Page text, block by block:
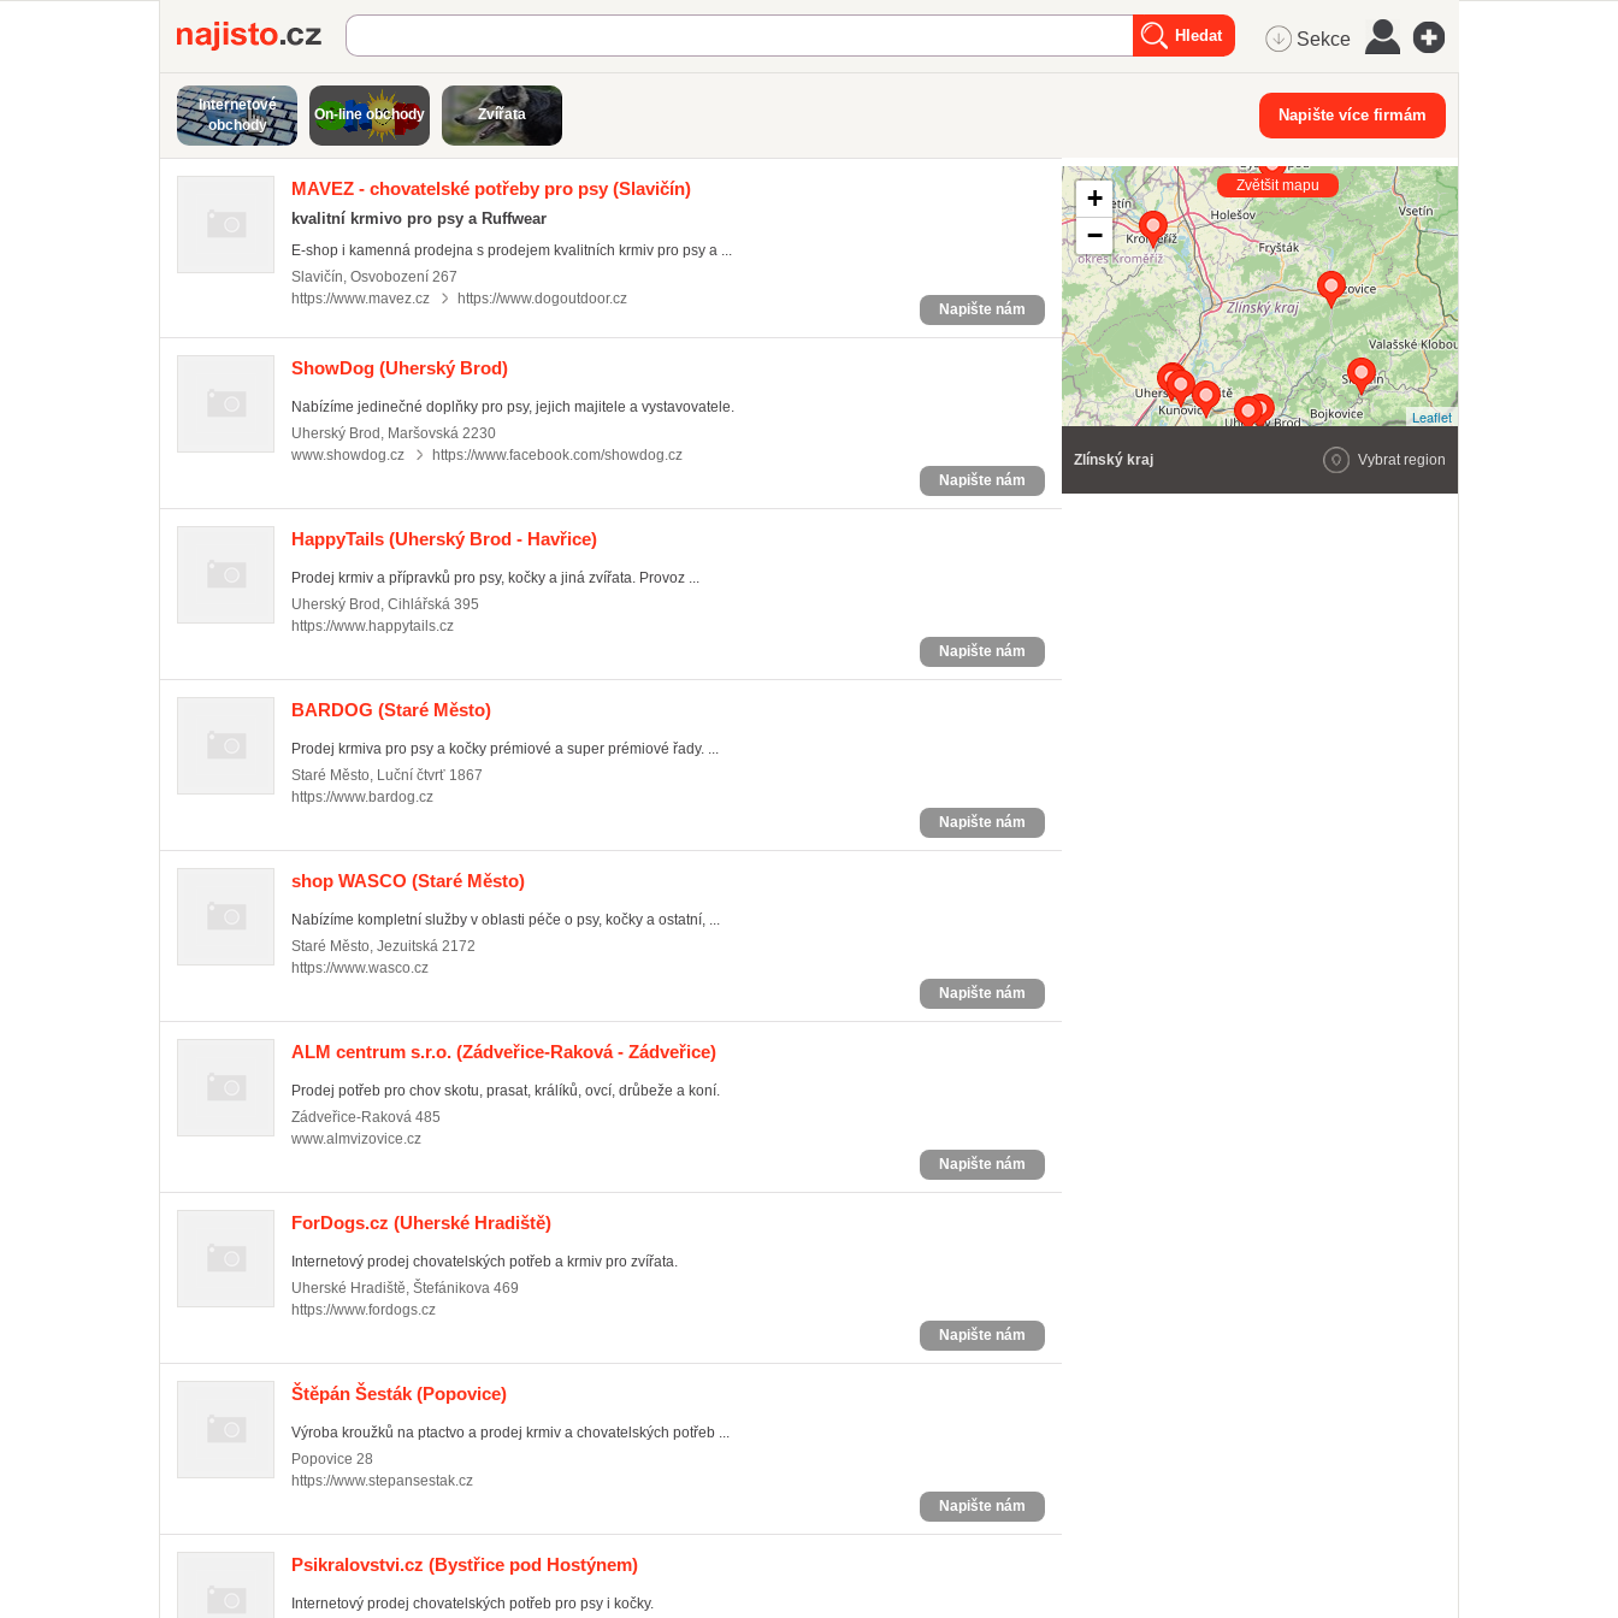
Najisto.cz Sekce
Internetové
obchody
On-line obchody Zvířata Napište více firmám
MAVEZ - chovatelské potřeby pro psy (Slavičín)
kvalitní krmivo pro psy a Ruffwear
E-shop i kamenná prodejna s prodejem kvalitních krmiv pro psy a ...
Slavičín, Osvobození 267
https://www.mavez.cz
https://www.dogoutdoor.cz
Napište nám
ShowDog (Uherský Brod)
Nabízíme jedinečné doplňky pro psy, jejich majitele a vystavovatele.
Uherský Brod , Maršovská 2230
www.showdog.cz
https://www.facebook.com/showdog.cz
Napište nám
HappyTails (Uherský Brod - Havřice)
Prodej krmiv a přípravků pro psy, kočky a jiná zvířata. Provoz ...
Uherský Brod , Cihlářská 395
https://www.happytails.cz
Napište nám
BARDOG (Staré Město)
Prodej krmiva pro psy a kočky prémiové a super prémiové řady. ...
Staré Město, Luční čtvrť 1867
https://www.bardog.cz
Napište nám
shop WASCO (Staré Město)
Nabízíme kompletní služby v oblasti péče o psy, kočky a ostatní, ...
Staré Město, Jezuitská 2172
https://www.wasco.cz
Napište nám
ALM centrum s.r.o. (Zádveřice-Raková - Zádveřice)
Prodej potřeb pro chov skotu, prasat, králíků, ovcí, drůbeže a koní.
Zádveřice-Raková 485
www.almvizovice.cz
Napište nám
ForDogs.cz (Uherské Hradiště)
Internetový prodej chovatelských potřeb a krmiv pro zvířata.
Uherské Hradiště, Štefánikova 469
https://www.fordogs.cz
Napište nám
Štěpán Šesták (Popovice)
Výroba kroužků na ptactvo a prodej krmiv a chovatelských potřeb ...
Popovice 28
https://www.stepansestak.cz
Napište nám
Psikralovstvi.cz (Bystřice pod Hostýnem)
Internetový prodej chovatelských potřeb pro psy i kočky.
+
−
Leaflet
Zvětšit mapu
Zlínský kraj Vybrat region